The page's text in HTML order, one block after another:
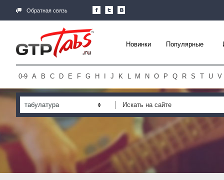
Обратная связь
Новинки Популярные
0-9 A B C D E F G H J K L M N O P Q R S T U V
табулатура